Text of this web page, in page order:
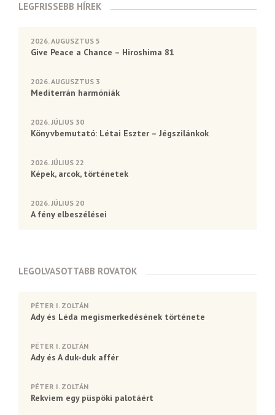
LEGFRISSEBB HÍREK
2026. AUGUSZTUS 5
Give Peace a Chance – Hiroshima 81
2026. AUGUSZTUS 3
Mediterrán harmóniák
2026. JÚLIUS 30
Könyvbemutató: Létai Eszter – Jégszilánkok
2026. JÚLIUS 22
Képek, arcok, történetek
2026. JÚLIUS 20
A fény elbeszélései
LEGOLVASOTTABB ROVATOK
PÉTER I. ZOLTÁN
Ady és Léda megismerkedésének története
PÉTER I. ZOLTÁN
Ady és A duk-duk affér
PÉTER I. ZOLTÁN
Rekviem egy püspöki palotáért